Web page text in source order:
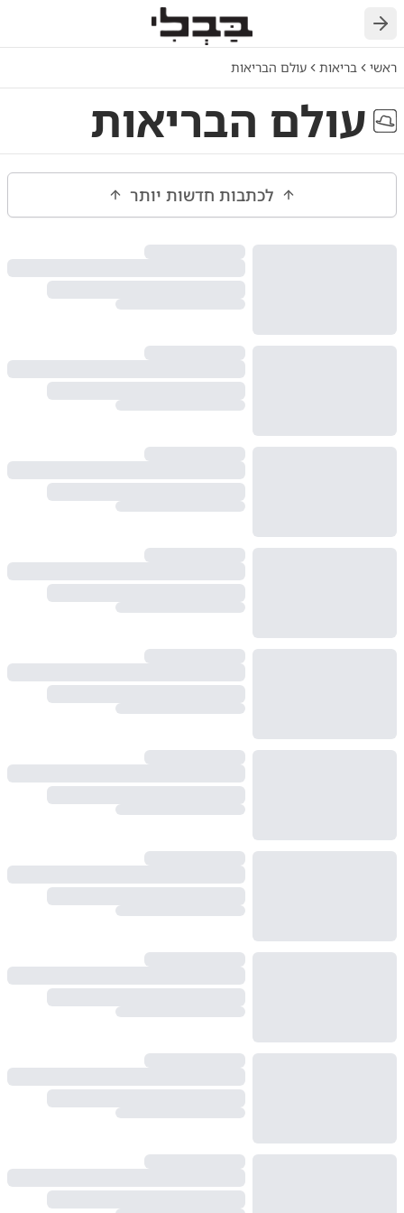
חזרה
ראשי בריאות עולם הבריאות
עולם הבריאות
לכתבות חדשות יותר